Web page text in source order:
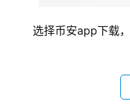
选择币安app下载